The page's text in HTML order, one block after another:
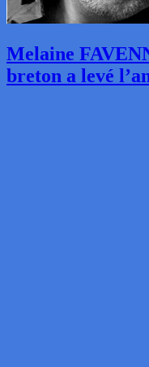
Melaine
breton a levé